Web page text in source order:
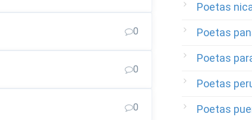
0
0
0
Poetas
Poetas
Poetas
Poetas
Poetas